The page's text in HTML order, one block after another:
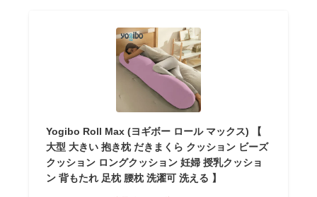
Yogibo Roll Max (ヨギボー ロール マックス) 【
大型 大きい 抱き枕 だきまくら クッション ビーズ
クッション ロングクッション 妊婦 授乳クッショ
ン 背もたれ 足枕 腰枕 洗濯可 洗える 】